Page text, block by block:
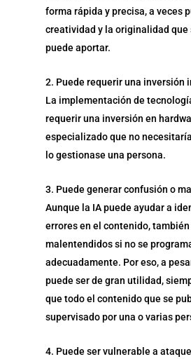
forma rápida y precisa, a veces
creatividad y la originalidad que
puede aportar.
Puede requerir una inversión
La implementación de
requerir una inversión en
especializado que no
lo gestionase una persona.
Puede generar confusión o
Aunque la IA puede ayudar a
errores en el contenido,
malentendidos si no se
adecuadamente. Por eso, a
puede ser de gran utilidad,
que todo el contenido que se
supervisado por una o varias
Puede ser vulnerable a